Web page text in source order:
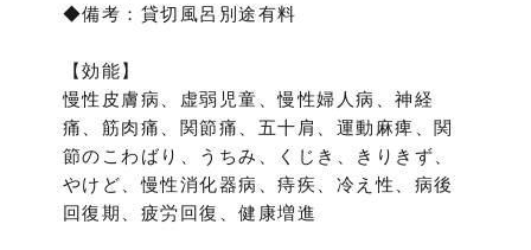
◆備考：貸切風呂別途有料
【効能】
慢性皮膚病、虚弱児童、慢性婦人病、神経
痛、筋肉痛、関節痛、五十肩、運動麻痺、関
節のこわばり、うちみ、くじき、きりきず、
やけど、慢性消化器病、痔疾、冷え性、病後
回復期、疲労回復、健康増進